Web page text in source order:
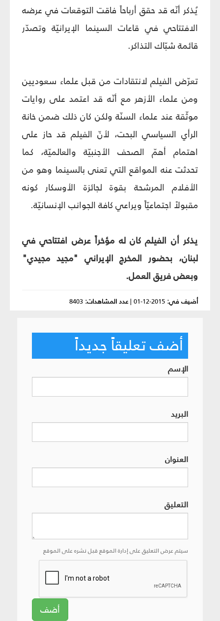
يُذكر أنّه قد حقق أرباحاً فاقت التوقعات في عرضه
الافتتاحي في قاعات السينما الإيرانيّة وتصدّر
قائمة شبّاك التذاكر.
تعرّض الفيلم لانتقادات من قبل علماء سعوديين
ومن علماء الأزهر مع أنّه قد اعتمد على روايات
موثّقة عند علماء السنّة ولكن كان ذلك ضمن خانة
الرأي السياسي البحت، لأنّ الفيلم قد حاز على
اهتمام أهمّ الصحف الأجنبيّة والعالميّة، كما
تحدثت عنه المواقع التي تعنى بالسينما وهو من
الأفلام المرشحة بقوة لجائزة الأوسكار كونه
مقبولاً اجتماعيّاً ويراعي كافة الجوانب الإنسانيّة.
يذكر أن الفيلم كان له مؤخراً عرض افتتاحي في
لبنان، بحضور المخرج الإيراني "مجيد مجيدي"
وبعض فريق العمل.
أضيف في: 2015-12-01
|عدد المشاهدات: 8403
أضف تعليقاً جديداً
الإسم
البريد
العنوان
التعليق
سيتم عرض التعليق على إدارة الموقع قبل نشره على الموقع
أضف